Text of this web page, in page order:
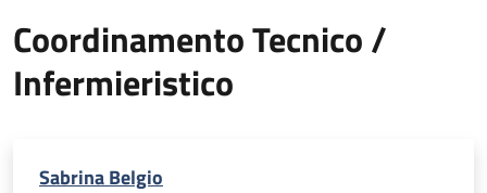
Coordinamento Tecnico /
Infermieristico
Sabrina Belgio